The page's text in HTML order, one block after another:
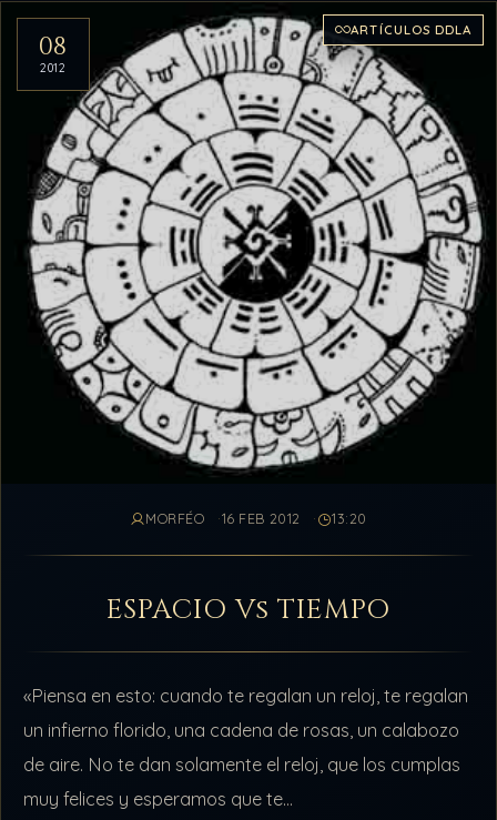
08
2012
ARTÍCULOS DDLA
MORFÉO 16 FEB 2012 13:20
ESPACIO Vs TIEMPO
«Piensa en esto: cuando te regalan un reloj, te regalan
un infierno florido, una cadena de rosas, un calabozo
de aire. No te dan solamente el reloj, que los cumplas
muy felices y esperamos que te…